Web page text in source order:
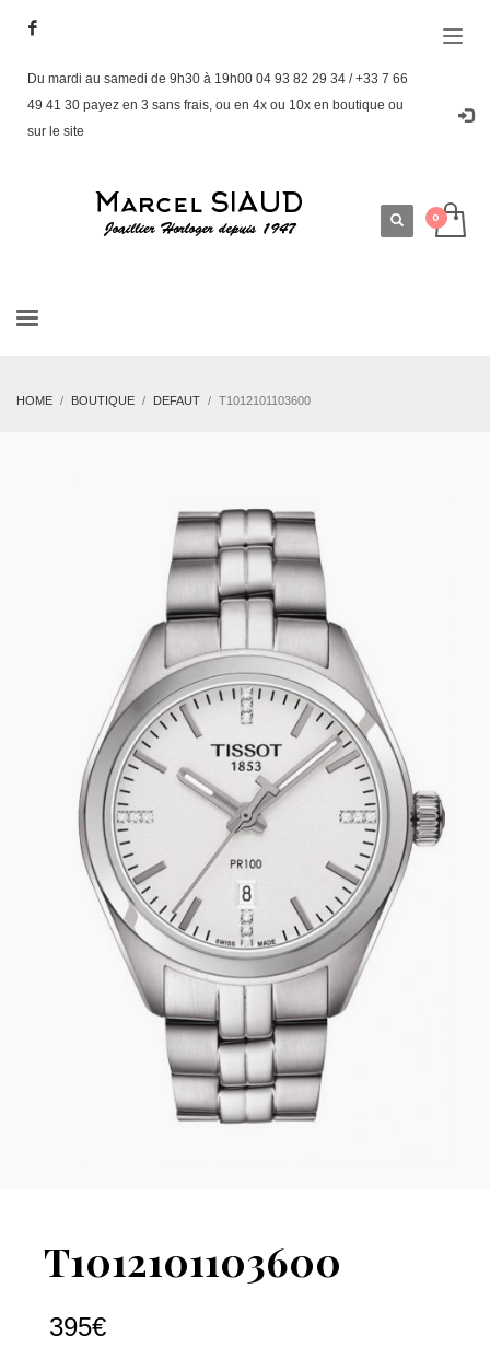
Du mardi au samedi de 9h30 à 19h00 04 93 82 29 34 / +33 7 66
49 41 30 payez en 3 sans frais, ou en 4x ou 10x en boutique ou
sur le site
HOME BOUTIQUE DEFAUT T1012101103600
T1012101103600
395€